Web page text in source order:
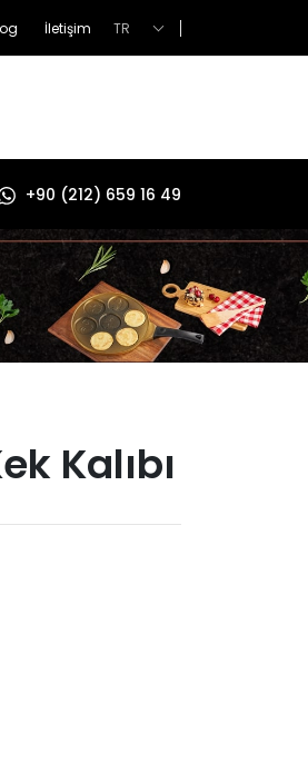
İletişim TR
+90 (212) 659 16 49
Kalıbı